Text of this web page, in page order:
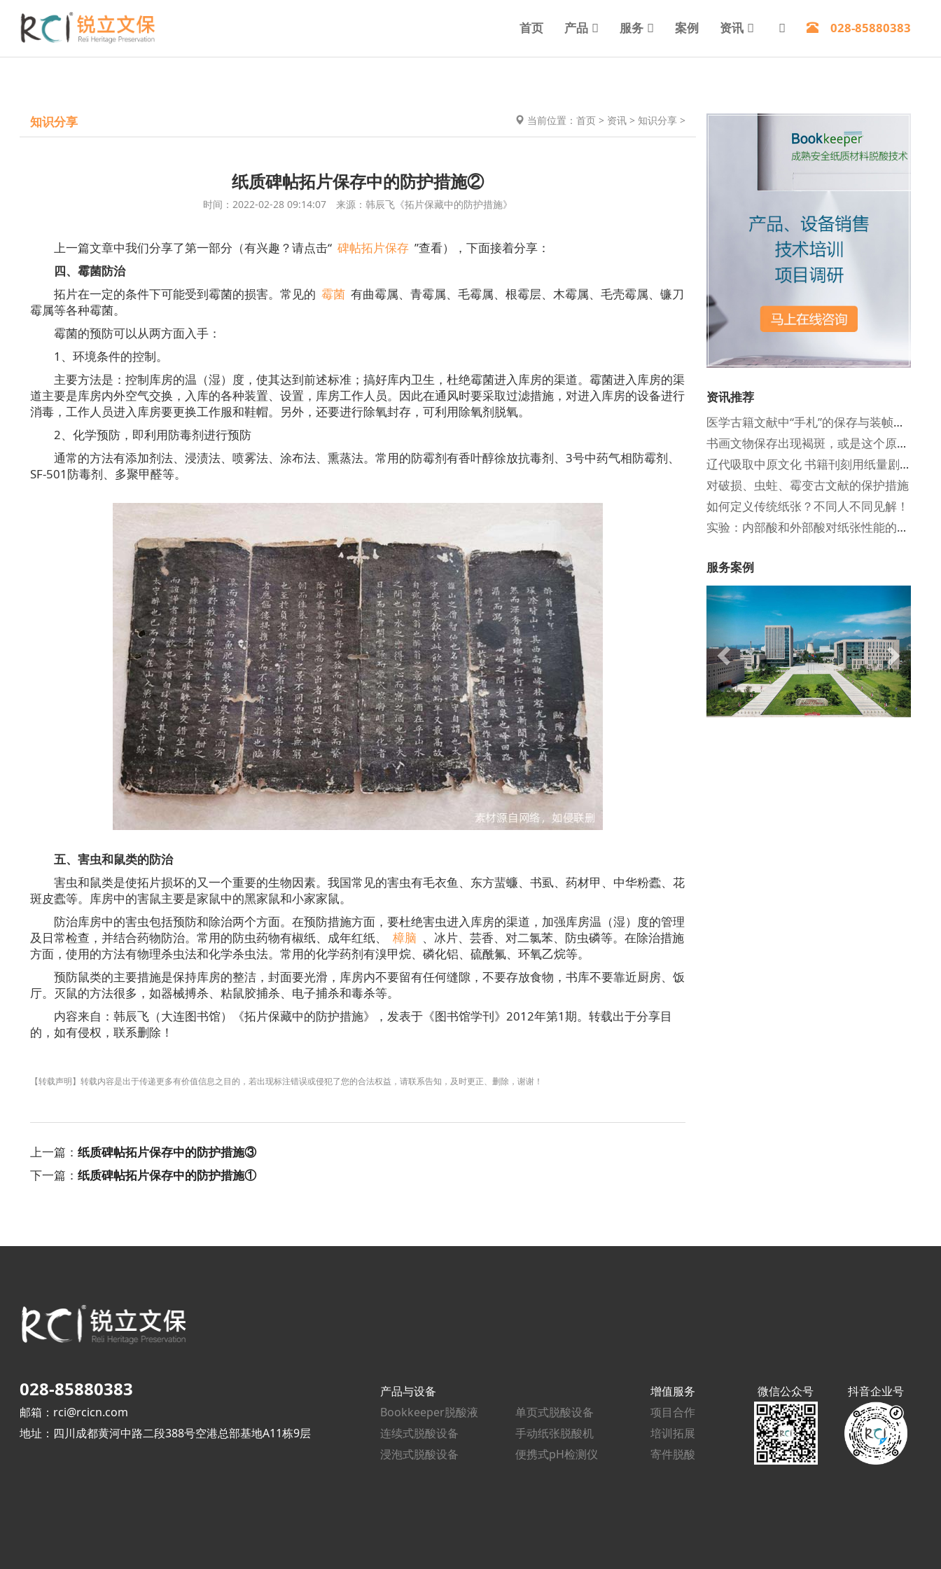
首页 产品 服务 案例 资讯 028-85880383
知识分享 当前位置： 首页> 资讯> 知识分享>
纸质碑帖拓片保存中的防护措施②
时间：2022-02-28 09:14:07 来源：韩辰飞《拓片保藏中的防护措施》
上一篇文章中我们分享了第一部分（有兴趣？请点击“ 碑帖拓片保存 ”查看），下面接着分享：
四、霉菌防治
拓片在一定的条件下可能受到霉菌的损害。常见的 霉菌 有曲霉属、青霉属、毛霉属、根霉层、木霉属、毛壳霉属、镰刀
霉属等各种霉菌。
霉菌的预防可以从两方面入手：
1、环境条件的控制。
主要方法是：控制库房的温（湿）度，使其达到前述标准；搞好库内卫生，杜绝霉菌进入库房的渠道。霉菌进入库房的渠
道主要是库房内外空气交换，入库的各种装置、设置，库房工作人员。因此在通风时要采取过滤措施，对进入库房的设备进行
消毒，工作人员进入库房要更换工作服和鞋帽。另外，还要进行除氧封存，可利用除氧剂脱氧。
2、化学预防，即利用防毒剂进行预防
通常的方法有添加剂法、浸渍法、喷雾法、涂布法、熏蒸法。常用的防霉剂有香叶醇徐放抗毒剂、3号中药气相防霉剂、
SF-501防毒剂、多聚甲醛等。
五、害虫和鼠类的防治
害虫和鼠类是使拓片损坏的又一个重要的生物因素。我国常见的害虫有毛衣鱼、东方蜚蠊、书虱、药材甲、中华粉蠹、花
斑皮蠹等。库房中的害鼠主要是家鼠中的黑家鼠和小家家鼠。
防治库房中的害虫包括预防和除治两个方面。在预防措施方面，要杜绝害虫进入库房的渠道，加强库房温（湿）度的管理
及日常检查，并结合药物防治。常用的防虫药物有椒纸、成年红纸、
樟脑 、冰片、芸香、对二氯苯、防虫磷等。在除治措施
方面，使用的方法有物理杀虫法和化学杀虫法。常用的化学药剂有溴甲烷、磷化铝、硫酰氟、环氧乙烷等。
预防鼠类的主要措施是保持库房的整洁，封面要光滑，库房内不要留有任何缝隙，不要存放食物，书库不要靠近厨房、饭
厅。灭鼠的方法很多，如器械搏杀、粘鼠胶捕杀、电子捕杀和毒杀等。
内容来自：韩辰飞（大连图书馆）《拓片保藏中的防护措施》，发表于《图书馆学刊》2012年第1期。转载出于分享目
的，如有侵权，联系删除！
【转载声明】转载内容是出于传递更多有价值信息之目的，若出现标注错误或侵犯了您的合法权益，请联系告知，及时更正、删除，谢谢！
上一篇：纸质碑帖拓片保存中的防护措施③
下一篇：纸质碑帖拓片保存中的防护措施①
资讯推荐
医学古籍文献中“手札”的保存与装帧形式
书画文物保存出现褐斑，或是这个原因！
辽代吸取中原文化 书籍刊刻用纸量剧增
对破损、虫蛀、霉变古文献的保护措施
如何定义传统纸张？不同人不同见解！
实验：内部酸和外部酸对纸张性能的影响
服务案例
Previous
028-85880383
邮箱：rci@rcicn.com
地址：四川成都黄河中路二段388号空港总部基地A11栋9层
产品与设备
Bookkeeper脱酸液
单页式脱酸设备
连续式脱酸设备
手动纸张脱酸机
浸泡式脱酸设备
便携式pH检测仪
增值服务
项目合作
培训拓展
寄件脱酸
微信公众号 抖音企业号